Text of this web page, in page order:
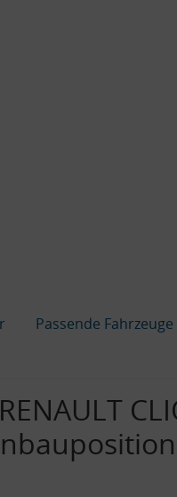
Passende Fahrzeuge